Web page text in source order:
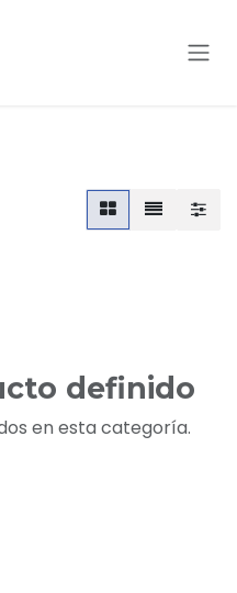
definido
en esta categoría.